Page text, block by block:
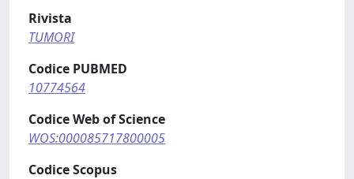
Rivista
TUMORI
Codice PUBMED
10774564
Codice Web of Science
WOS:000085717800005
Codice Scopus